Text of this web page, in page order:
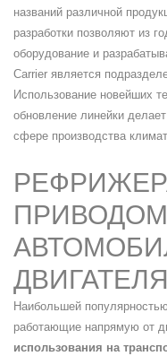
названий различной
разработки позволяют из
оборудование и
Carrier является
Использование новейших
обновление линейки
сфере производства
ДВИГАТЕЛЯ
Наибольшей
работающие напрямую от
использования на